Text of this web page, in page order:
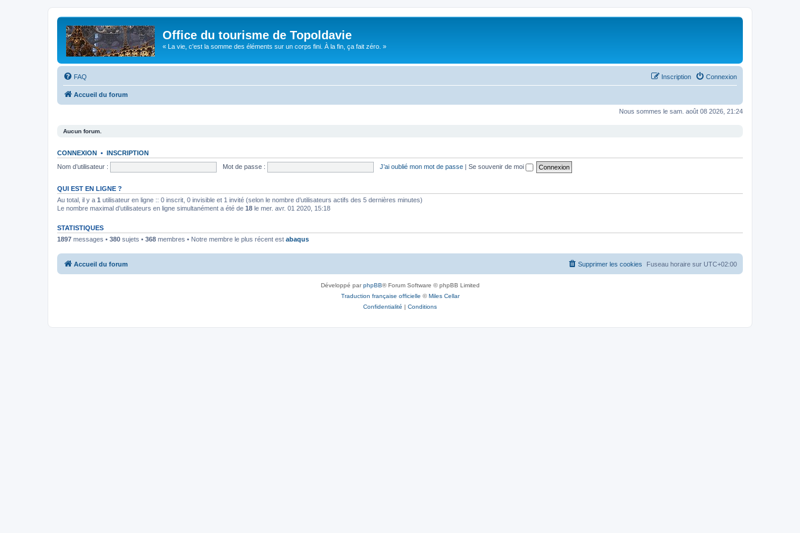
Office du tourisme de Topoldavie
« La vie, c'est la somme des éléments sur un corps fini. À la fin, ça fait zéro. »
FAQ Connexion
Inscription
Accueil du forum
Nous sommes le sam. août 08 2026, 21:24
Aucun forum.
CONNEXION • INSCRIPTION
Nom d’utilisateur :
Mot de passe : J’ai oublié mon mot de passe | Se souvenir de moi
QUI EST EN LIGNE ?
Au total, il y a 1 utilisateur en ligne :: 0 inscrit, 0 invisible et 1 invité (selon le nombre d’utilisateurs actifs des 5 dernières minutes)
Le nombre maximal d’utilisateurs en ligne simultanément a été de 18 le mer. avr. 01 2020, 15:18
STATISTIQUES
1897 messages • 380 sujets • 368 membres • Notre membre le plus récent est abaqus
Accueil du forum Fuseau horaire sur UTC+02:00
Supprimer les cookies
Développé parphpBB® Forum Software © phpBB Limited
Traduction française officielle ©Miles Cellar
Confidentialité | Conditions